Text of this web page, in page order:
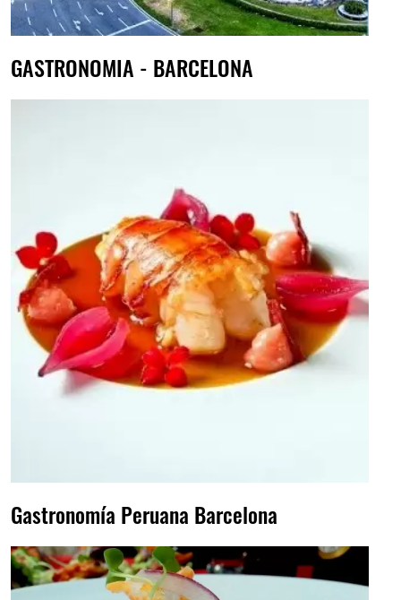
GASTRONOMIA - BARCELONA
Gastronomía Peruana Barcelona